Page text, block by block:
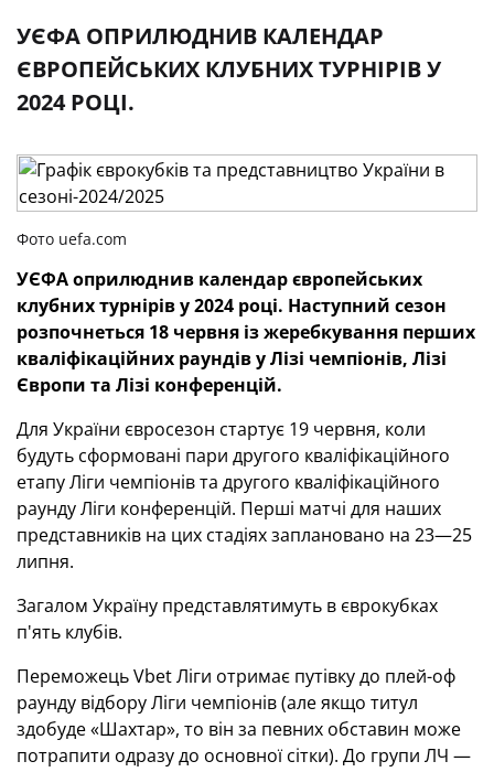
УЄФА ОПРИЛЮДНИВ КАЛЕНДАР
ЄВРОПЕЙСЬКИХ КЛУБНИХ ТУРНІРІВ У
2024 РОЦІ.
Фото uefa.com
УЄФА оприлюднив календар європейських
клубних турнірів у 2024 році. Наступний сезон
розпочнеться 18 червня із жеребкування перших
кваліфікаційних раундів у Лізі чемпіонів, Лізі
Європи та Лізі конференцій.
Для України євросезон стартує 19 червня, коли
будуть сформовані пари другого кваліфікаційного
етапу Ліги чемпіонів та другого кваліфікаційного
раунду Ліги конференцій. Перші матчі для наших
представників на цих стадіях заплановано на 23—25
липня.
Загалом Україну представлятимуть в єврокубках
п'ять клубів.
Переможець Vbet Ліги отримає путівку до плей-оф
раунду відбору Ліги чемпіонів (але якщо титул
здобуде «Шахтар», то він за певних обставин може
потрапити одразу до основної сітки). До групи ЛЧ —